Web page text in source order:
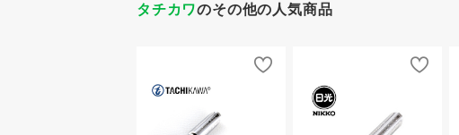
タチカワのその他の人気商品